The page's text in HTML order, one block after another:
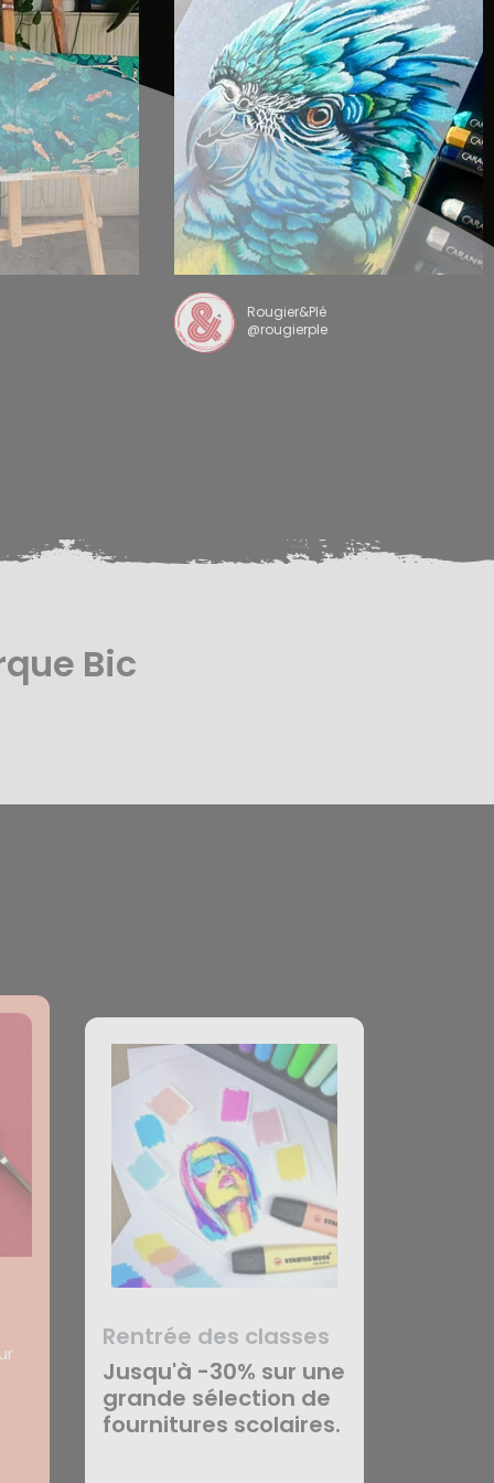
Rougier&Plé
@rougierple
Bic
Rentrée des classes
Jusqu'à -30% sur une
grande sélection de
fournitures scolaires.